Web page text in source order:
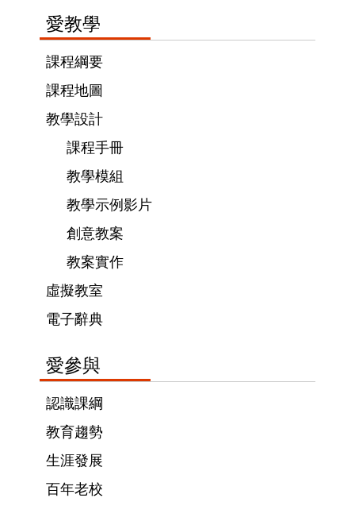
愛教學
課程綱要
課程地圖
教學設計
課程手冊
教學模組
教學示例影片
創意教案
教案實作
虛擬教室
電子辭典
愛參與
認識課綱
教育趨勢
生涯發展
百年老校